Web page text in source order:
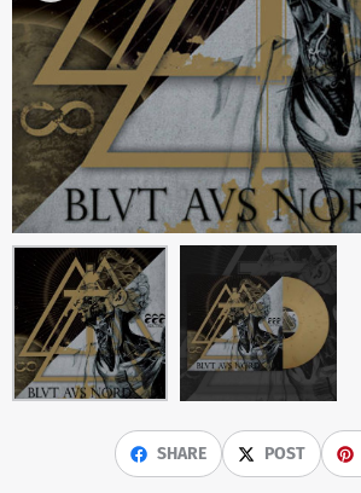
SHARE POST